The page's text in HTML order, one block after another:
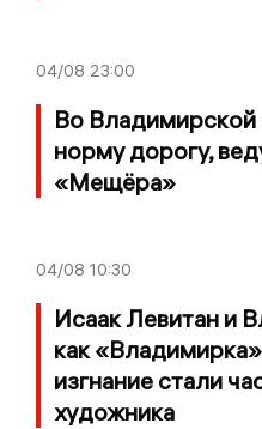
04/08 23:00
Во Владимирской
норму дорогу,
«Мещёра»
04/08 10:30
Исаак Левитан и
как
изгнание стали
художника